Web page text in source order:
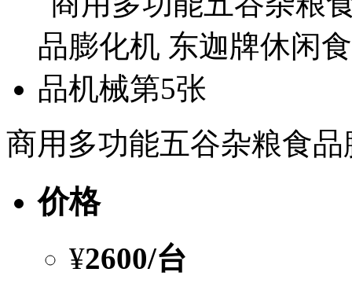
商用多功能五谷杂粮食
价格
¥2600/台